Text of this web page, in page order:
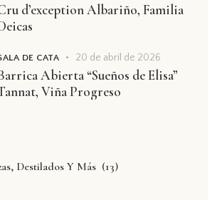
d’exception Albariño, Familia
DE CATA 20 de abril de 2026
Abierta “Sueños de Elisa”
Viña Progreso
Destilados Y Más (13)